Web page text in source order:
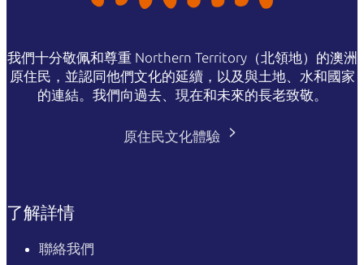
我們十分敬佩和尊重 Northern Territory（北領地）的澳洲
原住民，並認同他們文化的延續，以及與土地、水和國家
的連結。我們向過去、現在和未來的長老致敬。
原住民文化體驗
了解詳情
聯絡我們